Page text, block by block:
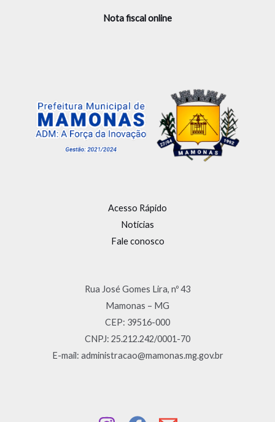
Nota fiscal online
Acesso Rápido
Notícias
Fale conosco
Rua José Gomes Lira, nº 43
Mamonas – MG
CEP: 39516-000
CNPJ: 25.212.242/0001-70
E-mail: administracao@mamonas.mg.gov.br